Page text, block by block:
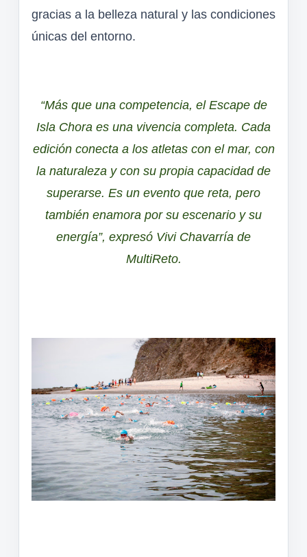
gracias a la belleza natural y las condiciones
únicas del entorno.
“Más que una competencia, el Escape de
Isla Chora es una vivencia completa. Cada
edición conecta a los atletas con el mar, con
la naturaleza y con su propia capacidad de
superarse. Es un evento que reta, pero
también enamora por su escenario y su
energía”, expresó Vivi Chavarría de
MultiReto.